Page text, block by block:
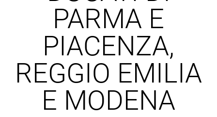
PARMA E
PIACENZA,
REGGIO EMILIA
E MODENA